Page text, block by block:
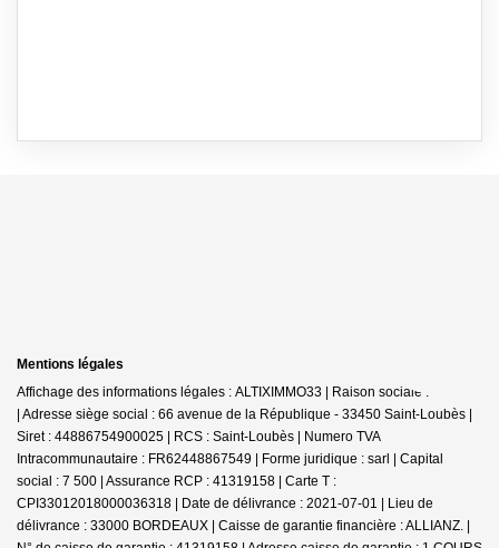
Mentions légales
Affichage des informations légales : ALTIXIMMO33 | Raison sociale : IMMAJE
| Adresse siège social : 66 avenue de la République - 33450 Saint-Loubès |
Siret : 44886754900025 | RCS : Saint-Loubès | Numero TVA
Intracommunautaire : FR62448867549 | Forme juridique : sarl | Capital
social : 7 500 | Assurance RCP : 41319158 | Carte T :
CPI33012018000036318 | Date de délivrance : 2021-07-01 | Lieu de
délivrance : 33000 BORDEAUX | Caisse de garantie financière : ALLIANZ. |